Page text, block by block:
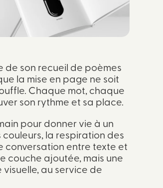
de son recueil de poèmes
la mise en page ne soit
Chaque mot, chaque
son rythme et sa place.
pour donner vie à un
la respiration des
conversation entre texte et
couche ajoutée, mais une
au service de